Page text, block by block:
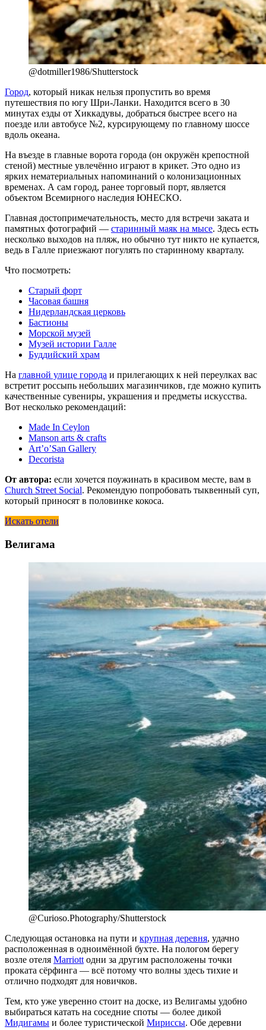
@dotmiller1986/Shutterstock
Город, который никак нельзя пропустить во время
путешествия по югу Шри-Ланки. Находится всего в 30
минутах езды от Хиккадувы, добраться быстрее всего на
поезде или автобусе №2, курсирующему по главному шоссе
вдоль океана.
На въезде в главные ворота города (он окружён крепостной
стеной) местные увлечённо играют в крикет. Это одно из
ярких нематериальных напоминаний о колонизационных
временах. А сам город, ранее торговый порт, является
объектом Всемирного наследия ЮНЕСКО.
Главная достопримечательность, место для встречи заката и
памятных фотографий — старинный маяк на мысе. Здесь есть
несколько выходов на пляж, но обычно тут никто не купается,
ведь в Галле приезжают погулять по старинному кварталу.
Что посмотреть:
Старый форт
Часовая башня
Нидерландская церковь
Бастионы
Морской музей
Музей истории Галле
Буддийский храм
На главной улице города и прилегающих к ней переулках вас
встретит россыпь небольших магазинчиков, где можно купить
качественные сувениры, украшения и предметы искусства.
Вот несколько рекомендаций:
Made In Ceylon
Manson arts & crafts
Art’o’San Gallery
Decorista
От автора: если хочется поужинать в красивом месте, вам в
Church Street Social. Рекомендую попробовать тыквенный суп,
который приносят в половинке кокоса.
Искать отели
Велигама
@Curioso.Photography/Shutterstock
Следующая остановка на пути и крупная деревня, удачно
расположенная в одноимённой бухте. На пологом берегу
возле отеля Marriott одни за другим расположены точки
проката сёрфинга — всё потому что волны здесь тихие и
отлично подходят для новичков.
Тем, кто уже уверенно стоит на доске, из Велигамы удобно
выбираться катать на соседние споты — более дикой
Мидигамы и более туристической Мириссы. Обе деревни